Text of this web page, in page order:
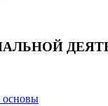
основы